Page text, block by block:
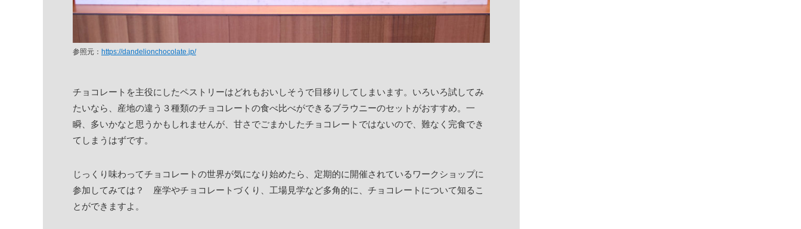
参照元： https://dandelionchocolate.jp/
チョコレートを主役にしたペストリーはどれもおいしそうで目移りしてしまいます。いろいろ試してみ
たいなら、産地の違う３種類のチョコレートの食べ比べができるブラウニーのセットがおすすめ。一
瞬、多いかなと思うかもしれませんが、甘さでごまかしたチョコレートではないので、難なく完食でき
てしまうはずです。
じっくり味わってチョコレートの世界が気になり始めたら、定期的に開催されているワークショップに
参加してみては？ 座学やチョコレートづくり、工場見学など多角的に、チョコレートについて知るこ
とができますよ。